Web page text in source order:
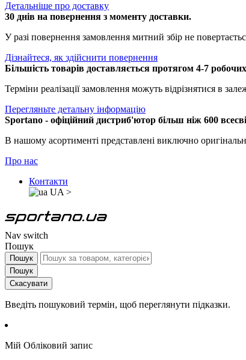
Детальніше про доставку
30 днів на повернення з моменту доставки.
У разі повернення замовлення митний збір не
Дізнайтеся, як здійснити повернення
Більшість товарів доставляється протягом 4-7
Терміни реалізації замовлення можуть відрізнятися в
Перегляньте детальну інформацію
Sportano - офіційний дистриб'ютор більш ніж 600
В нашому асортименті представлені виключно
Про нас
Контакти
UA >
Nav switch
Пошук
Пошук
Пошук
Скасувати
Введіть пошуковий термін, щоб переглянути підказки.
Мій Обліковий запис